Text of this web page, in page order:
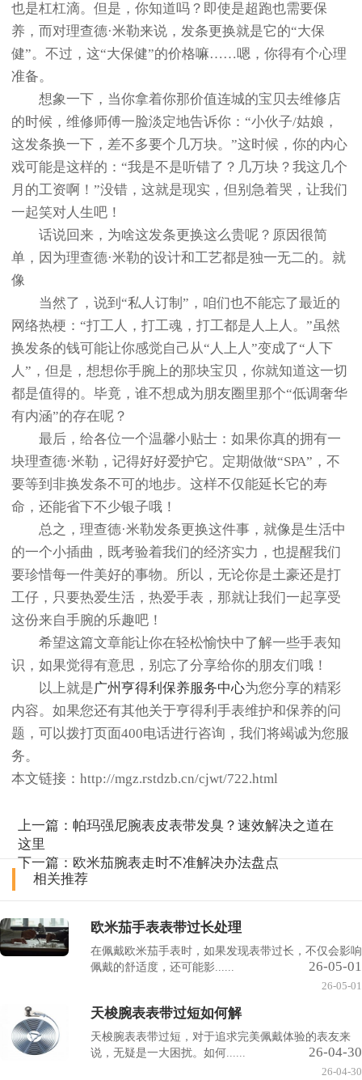
也是杠杠滴。但是，你知道吗？即使是超跑也需要保
养，而对理查德·米勒来说，发条更换就是它的“大保
健”。不过，这“大保健”的价格嘛……嗯，你得有个心理
准备。
想象一下，当你拿着你那价值连城的宝贝去维修店
的时候，维修师傅一脸淡定地告诉你：“小伙子/姑娘，
这发条换一下，差不多要个几万块。”这时候，你的内心
戏可能是这样的：“我是不是听错了？几万块？我这几个
月的工资啊！”没错，这就是现实，但别急着哭，让我们
一起笑对人生吧！
话说回来，为啥这发条更换这么贵呢？原因很简
单，因为理查德·米勒的设计和工艺都是独一无二的。就
像
当然了，说到“私人订制”，咱们也不能忘了最近的
网络热梗：“打工人，打工魂，打工都是人上人。”虽然
换发条的钱可能让你感觉自己从“人上人”变成了“人下
人”，但是，想想你手腕上的那块宝贝，你就知道这一切
都是值得的。毕竟，谁不想成为朋友圈里那个“低调奢华
有内涵”的存在呢？
最后，给各位一个温馨小贴士：如果你真的拥有一
块理查德·米勒，记得好好爱护它。定期做做“SPA”，不
要等到非换发条不可的地步。这样不仅能延长它的寿
命，还能省下不少银子哦！
总之，理查德·米勒发条更换这件事，就像是生活中
的一个小插曲，既考验着我们的经济实力，也提醒我们
要珍惜每一件美好的事物。所以，无论你是土豪还是打
工仔，只要热爱生活，热爱手表，那就让我们一起享受
这份来自手腕的乐趣吧！
希望这篇文章能让你在轻松愉快中了解一些手表知
识，如果觉得有意思，别忘了分享给你的朋友们哦！
以上就是广州亨得利保养服务中心为您分享的精彩
内容。如果您还有其他关于亨得利手表维护和保养的问
题，可以拨打页面400电话进行咨询，我们将竭诚为您服
务。
本文链接：http://mgz.rstdzb.cn/cjwt/722.html
上一篇：帕玛强尼腕表皮表带发臭？速效解决之道在
这里
下一篇： 欧米茄腕表走时不准解决办法盘点
相关推荐
欧米茄手表表带过长处理
在佩戴欧米茄手表时，如果发现表带过长，不仅会影响
佩戴的舒适度，还可能影......
26-05-01
26-05-01
天梭腕表表带过短如何解
天梭腕表表带过短，对于追求完美佩戴体验的表友来
说，无疑是一大困扰。如何......
26-04-30
26-04-30